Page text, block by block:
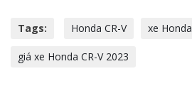
Tags: Honda CR-V xe Honda
giá xe Honda CR-V 2023